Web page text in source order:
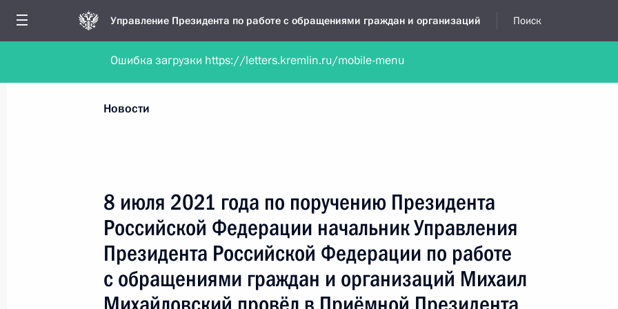
Управление Президента по работе с обращениями граждан и организаций Поиск
Обратиться в форме электронного документа Обратиться в устной форме
Все новости
Все руководители, регионы, города и темы
Новости
8 июля 2021 года по поручению Президента
Российской Федерации начальник Управления
Президента Российской Федерации по работе
с обращениями граждан и организаций Михаил
Ошибка загрузки https://letters.kremlin.ru/mobile-menu